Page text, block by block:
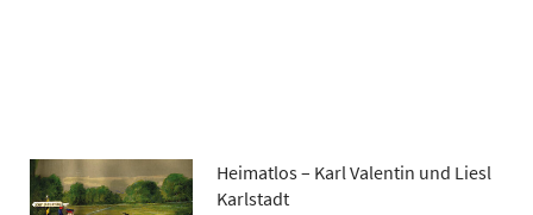
Heimatlos – Karl Valentin und Liesl
Karlstadt